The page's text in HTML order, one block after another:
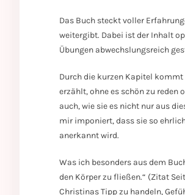
Das Buch steckt voller
weitergibt. Dabei ist der Inhalt
Übungen abwechslungsreich
Durch die kurzen Kapitel kommt
erzählt, ohne es schön zu reden
auch, wie sie es nicht nur aus
mir imponiert, dass sie so
anerkannt wird.
Was ich besonders aus dem
den Körper zu fließen.“ (Zitat
Christinas Tipp zu handeln,